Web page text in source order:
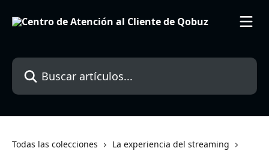
Buscar artículos...
Todas las colecciones
La experiencia del streaming